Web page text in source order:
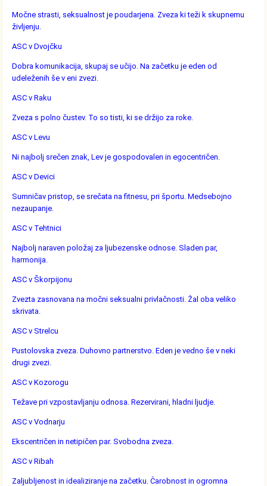
Močne strasti, seksualnost je poudarjena. Zveza ki teži k skupnemu
življenju.
ASC v Dvojčku
Dobra komunikacija, skupaj se učijo. Na začetku je eden od
udeleženih še v eni zvezi.
ASC v Raku
Zveza s polno čustev. To so tisti, ki se držijo za roke.
ASC v Levu
Ni najbolj srečen znak, Lev je gospodovalen in egocentričen.
ASC v Devici
Sumničav pristop, se srečata na fitnesu, pri športu. Medsebojno
nezaupanje.
ASC v Tehtnici
Najbolj naraven položaj za ljubezenske odnose. Sladen par,
harmonija.
ASC v Škorpijonu
Zvezta zasnovana na močni seksualni privlačnosti. Žal oba veliko
skrivata.
ASC v Strelcu
Pustolovska zveza. Duhovno partnerstvo. Eden je vedno še v neki
drugi zvezi.
ASC v Kozorogu
Težave pri vzpostavljanju odnosa. Rezervirani, hladni ljudje.
ASC v Vodnarju
Ekscentričen in netipičen par. Svobodna zveza.
ASC v Ribah
Zaljubljenost in idealiziranje na začetku. Čarobnost in ogromna